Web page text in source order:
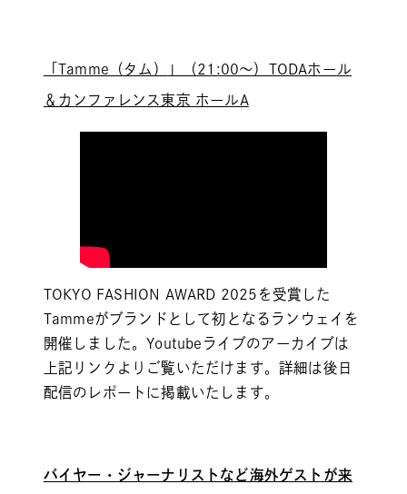
Tamme（タム） 」（21:00～）TODAホール
＆カンファレンス東京 ホールA
TOKYO FASHION AWARD 2025を受賞した
Tammeがブランドとして初となるランウェイを
開催しました。Youtubeライブのアーカイブは
上記リンクよりご覧いただけます。詳細は後日
配信のレポートに掲載いたします。
バイヤー・ジャーナリストなど海外ゲストが来